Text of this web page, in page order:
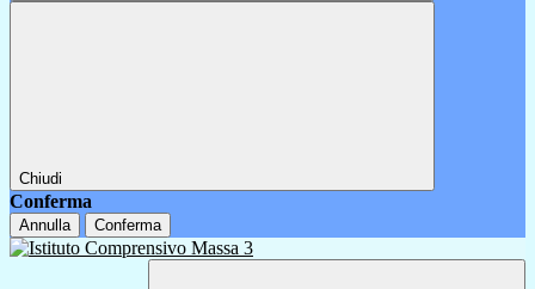
Chiudi
Conferma
Annulla Conferma